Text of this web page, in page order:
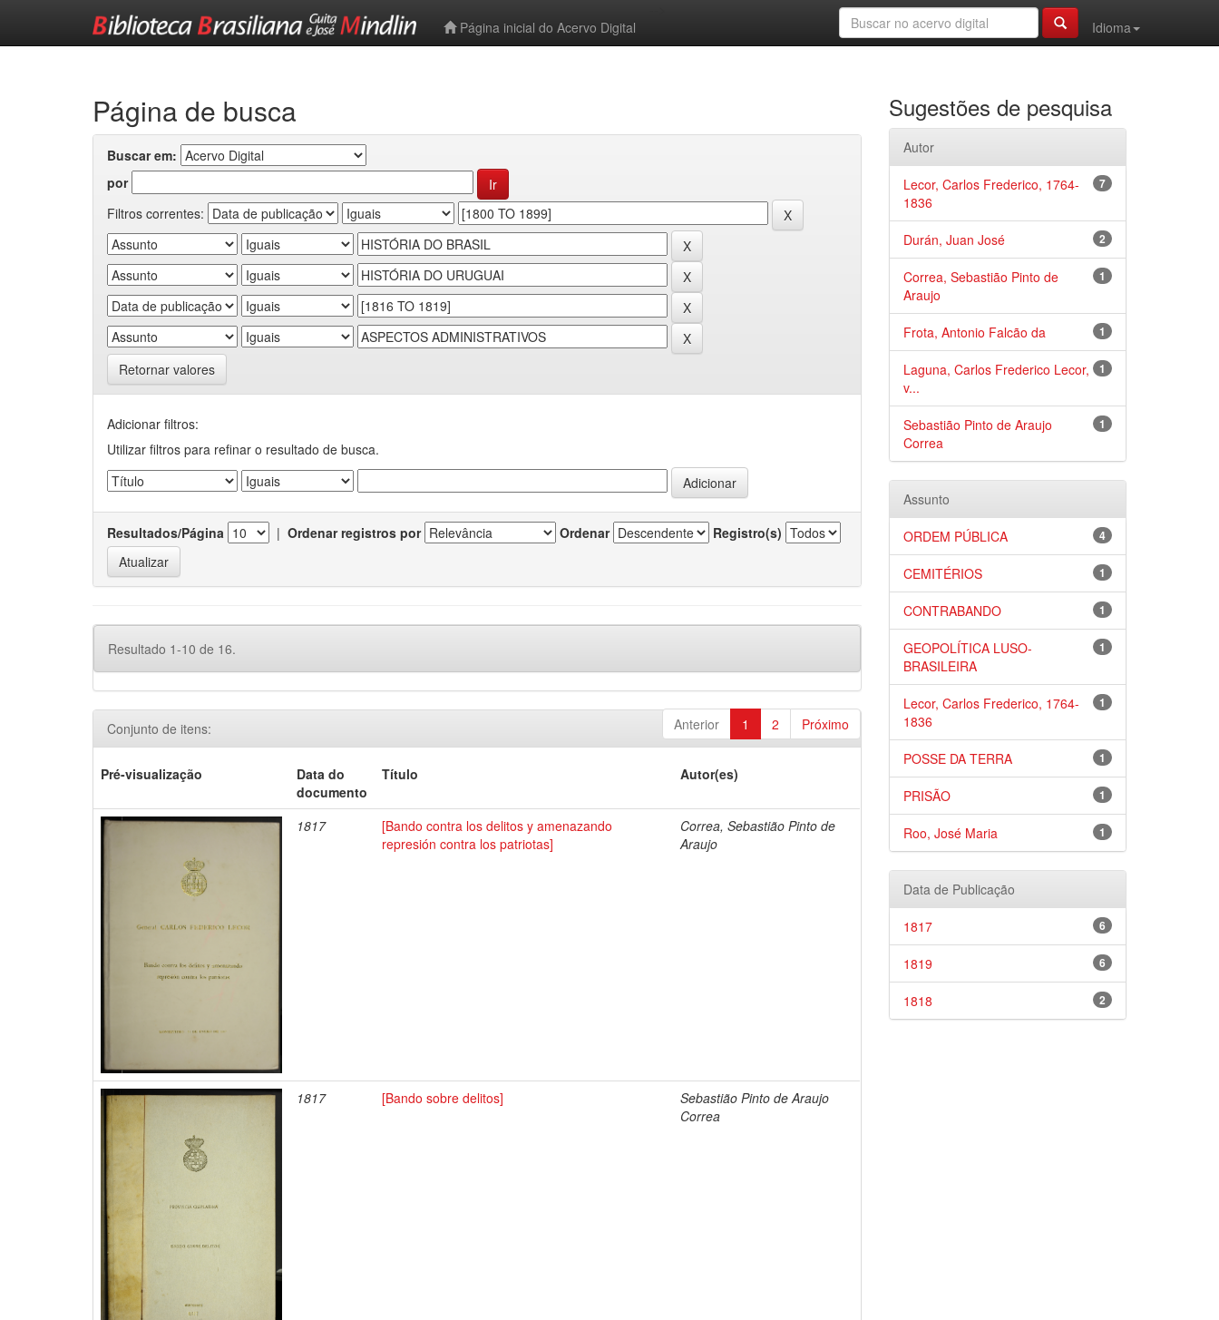
Página inicial do Acervo Digital
Idioma
Página de busca
Buscar em:
por
Filtros correntes:
Retornar valores
Adicionar filtros:
Utilizar filtros para refinar o resultado de busca.
Resultados/Página | Ordenar registros por Ordenar Registro(s)
Resultado 1-10 de 16.
Anterior 1 2 Próximo
Conjunto de itens:
Pré-visualização
Data do
documento
Título Autor(es)
1817
[Bando contra los delitos y amenazando
represión contra los patriotas]
Correa, Sebastião Pinto de
Araujo
1817 [Bando sobre delitos]
Sebastião Pinto de Araujo
Correa
Sugestões de pesquisa
Autor
7
Lecor, Carlos Frederico, 1764-
1836
2
Durán, Juan José
1
Correa, Sebastião Pinto de
Araujo
1
Frota, Antonio Falcão da
1
Laguna, Carlos Frederico Lecor,
v...
1
Sebastião Pinto de Araujo
Correa
Assunto
4
ORDEM PÚBLICA
1
CEMITÉRIOS
1
CONTRABANDO
1
GEOPOLÍTICA LUSO-
BRASILEIRA
1
Lecor, Carlos Frederico, 1764-
1836
1
POSSE DA TERRA
1
PRISÃO
1
Roo, José Maria
Data de Publicação
6
1817
6
1819
2
1818